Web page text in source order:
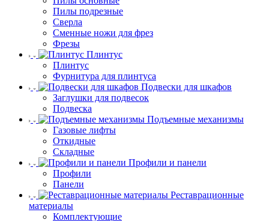
Пилы подрезные
Сверла
Сменные ножи для фрез
Фрезы
Плинтус
Плинтус
Фурнитура для плинтуса
Подвески для шкафов
Заглушки для подвесок
Подвеска
Подъемные механизмы
Газовые лифты
Откидные
Складные
Профили и панели
Профили
Панели
Реставрационные
материалы
Комплектующие